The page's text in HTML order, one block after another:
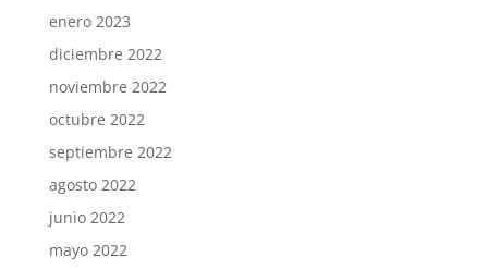
enero 2023
diciembre 2022
noviembre 2022
octubre 2022
septiembre 2022
agosto 2022
junio 2022
mayo 2022